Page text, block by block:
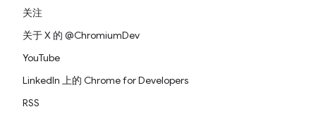
关注
关于 X 的 @ChromiumDev
YouTube
LinkedIn 上的 Chrome for Developers
RSS